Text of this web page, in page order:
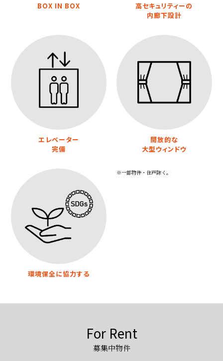
BOX IN BOX
高セキュリティーの
内廊下設計
エレベーター
完備
開放的な
大型ウィンドウ
環境保全に協力する
※一部物件・住戸除く。
For Rent
募集中物件